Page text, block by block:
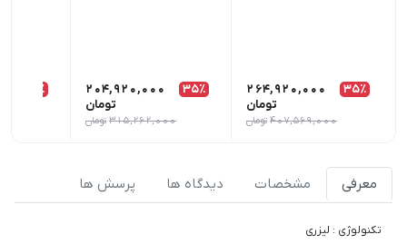
35٪
264,920,000
تومان
407,569,000 تومان
35٪
204,920,000
تومان
315,262,000 تومان
35٪
معرفی مشخصات دیدگاه ها پرسش ها
تکنولوژی : لیزری